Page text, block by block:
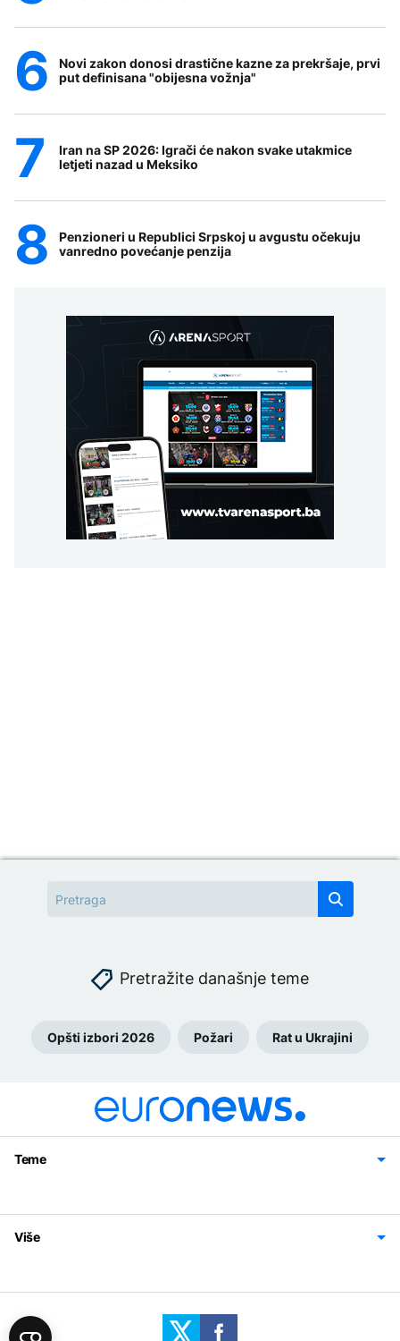
Novi zakon donosi drastične kazne za prekršaje, prvi
put definisana "obijesna vožnja"
Iran na SP 2026: Igrači će nakon svake utakmice
letjeti nazad u Meksiko
Penzioneri u Republici Srpskoj u avgustu očekuju
vanredno povećanje penzija
Pretražite današnje teme
Opšti izbori 2026 Požari Rat u Ukrajini
Teme
Svijet
Sport
Magazin
Više
Politika privatnosti
Uslovi korišćenja